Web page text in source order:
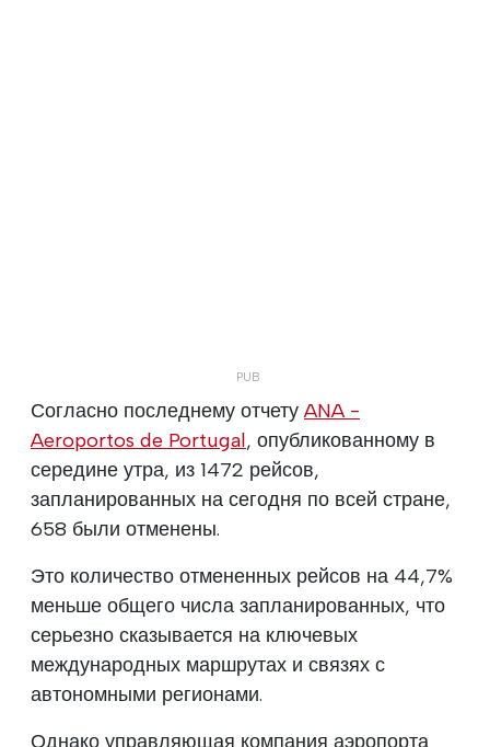
Согласно последнему отчетуANA -
Aeroportos de Portugal, опубликованному в
середине утра, из 1472 рейсов,
запланированных на сегодня по всей стране,
658 были отменены.
Это количество отмененных рейсов на 44,7%
меньше общего числа запланированных, что
серьезно сказывается на ключевых
международных маршрутах и связях с
автономными регионами.
Однако управляющая компания аэропорта